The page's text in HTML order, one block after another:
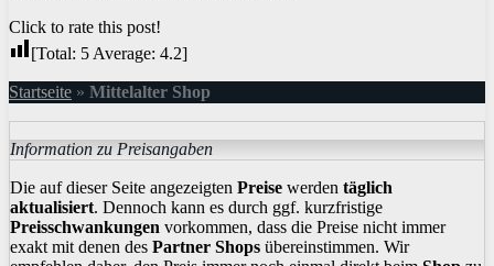
Click to rate this post!
[Total: 5 Average: 4.2]
Startseite » Mittelalter Shop
Information zu Preisangaben
Die auf dieser Seite angezeigten Preise werden täglich
aktualisiert. Dennoch kann es durch ggf. kurzfristige
Preisschwankungen vorkommen, dass die Preise nicht immer
exakt mit denen des Partner Shops übereinstimmen. Wir